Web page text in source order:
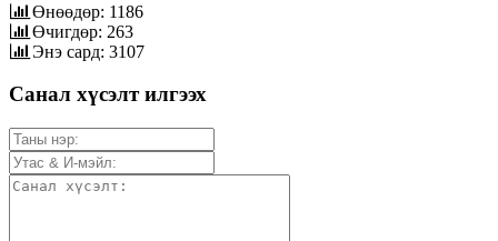
Өнөөдөр: 1186
Өчигдөр: 263
Энэ сард: 3107
Санал хүсэлт илгээх